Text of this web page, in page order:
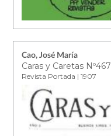
Cao, José María
Caras y Caretas Nº467
Revista Portada | 1907